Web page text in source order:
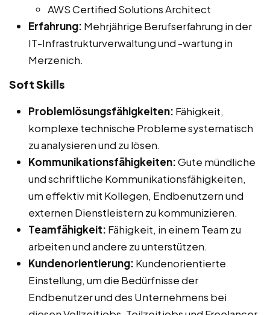
AWS Certified Solutions Architect
Erfahrung: Mehrjährige Berufserfahrung in der
IT-Infrastrukturverwaltung und -wartung in
Merzenich.
Soft Skills
Problemlösungsfähigkeiten: Fähigkeit,
komplexe technische Probleme systematisch
zu analysieren und zu lösen.
Kommunikationsfähigkeiten:Gute mündliche
und schriftliche Kommunikationsfähigkeiten,
um effektiv mit Kollegen, Endbenutzern und
externen Dienstleistern zu kommunizieren.
Teamfähigkeit: Fähigkeit, in einem Team zu
arbeiten und andere zu unterstützen.
Kundenorientierung: Kundenorientierte
Einstellung, um die Bedürfnisse der
Endbenutzer und des Unternehmens bei